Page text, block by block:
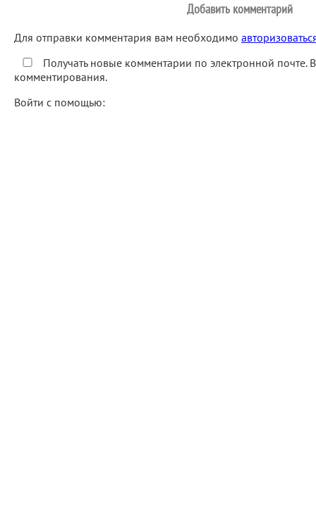
Добавить комментарий
Для отправки комментария вам необходимо
Получать новые комментарии по электронной почте.
комментирования.
Войти с помощью: